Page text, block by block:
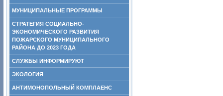
МУНИЦИПАЛЬНЫЕ ПРОГРАММЫ
СТРАТЕГИЯ СОЦИАЛЬНО-
ЭКОНОМИЧЕСКОГО РАЗВИТИЯ
ПОЖАРСКОГО МУНИЦИПАЛЬНОГО
РАЙОНА ДО 2023 ГОДА
СЛУЖБЫ ИНФОРМИРУЮТ
ЭКОЛОГИЯ
АНТИМОНОПОЛЬНЫЙ КОМПЛАЕНС